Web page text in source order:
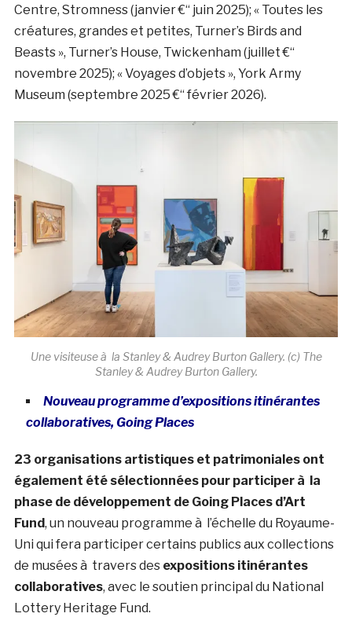
Centre, Stromness (janvier €“ juin 2025); « Toutes les
créatures, grandes et petites, Turner’s Birds and
Beasts », Turner’s House, Twickenham (juillet €“
novembre 2025); « Voyages d’objets », York Army
Museum (septembre 2025 €“ février 2026).
Une visiteuse à la Stanley & Audrey Burton Gallery. (c) The
Stanley & Audrey Burton Gallery.
Nouveau programme d’expositions itinérantes
collaboratives, Going Places
23 organisations artistiques et patrimoniales ont
également été sélectionnées pour participer à la
phase de développement de Going Places d’Art
Fund, un nouveau programme à l’échelle du Royaume-
Uni qui fera participer certains publics aux collections
de musées à travers des expositions itinérantes
collaboratives, avec le soutien principal du National
Lottery Heritage Fund.